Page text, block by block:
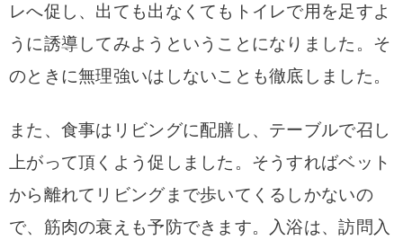
レへ促し、出ても出なくてもトイレで用を足すよ
うに誘導してみようということになりました。そ
のときに無理強いはしないことも徹底しました。
また、食事はリビングに配膳し、テーブルで召し
上がって頂くよう促しました。そうすればベット
から離れてリビングまで歩いてくるしかないの
で、筋肉の衰えも予防できます。
入浴は、訪問入